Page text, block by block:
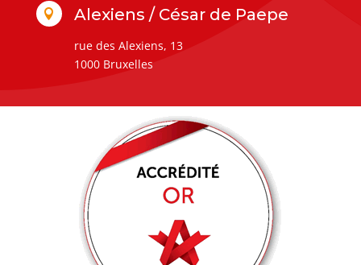
 Alexiens / César de Paepe
rue des Alexiens, 13
1000 Bruxelles